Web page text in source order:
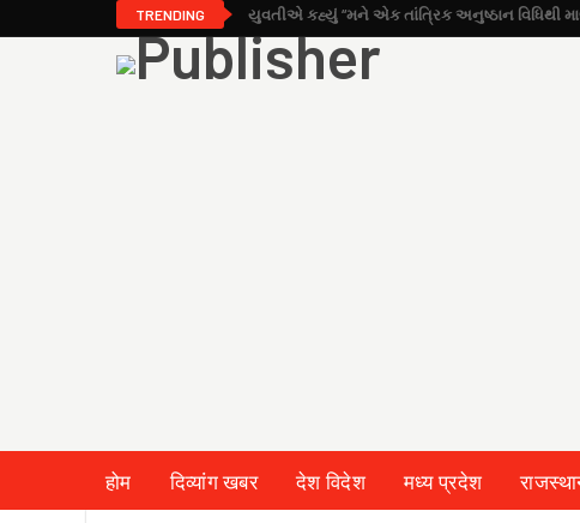
TRENDING
होम दिव्यांग खबर देश विदेश मध्य प्रदेश